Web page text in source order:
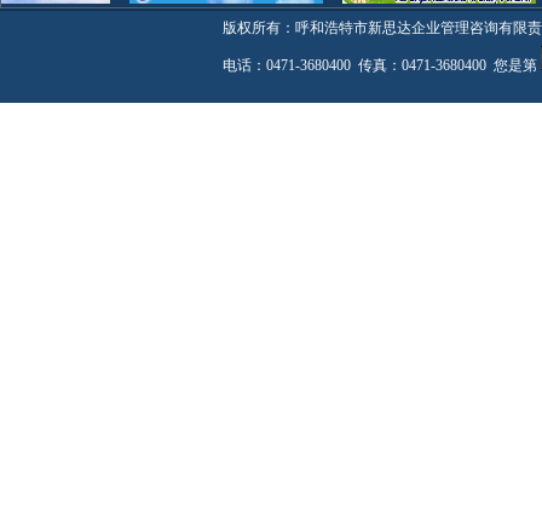
版权所有：呼和浩特市新思达企业管理咨
电话：0471-3680400 传真：0471-3680400 您是第